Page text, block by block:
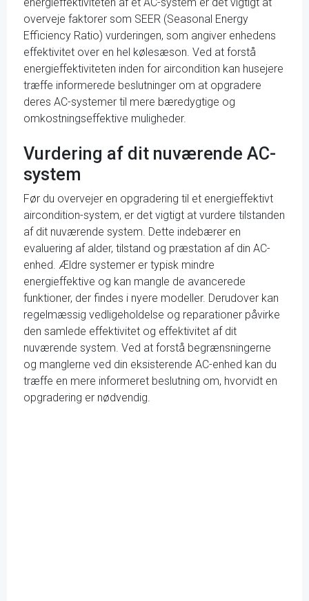
overveje faktorer som SEER (Seasonal Energy
Efficiency Ratio) vurderingen, som angiver enhedens
effektivitet over en hel kølesæson. Ved at forstå
energieffektiviteten inden for aircondition kan husejere
træffe informerede beslutninger om at opgradere
deres AC-systemer til mere bæredygtige og
omkostningseffektive muligheder.
Vurdering af dit nuværende AC-
system
Før du overvejer en opgradering til et energieffektivt
aircondition-system, er det vigtigt at vurdere tilstanden
af dit nuværende system. Dette indebærer en
evaluering af alder, tilstand og præstation af din AC-
enhed. Ældre systemer er typisk mindre
energieffektive og kan mangle de avancerede
funktioner, der findes i nyere modeller. Derudover kan
regelmæssig vedligeholdelse og reparationer påvirke
den samlede effektivitet og effektivitet af dit
nuværende system. Ved at forstå begrænsningerne
og manglerne ved din eksisterende AC-enhed kan du
træffe en mere informeret beslutning om, hvorvidt en
opgradering er nødvendig.